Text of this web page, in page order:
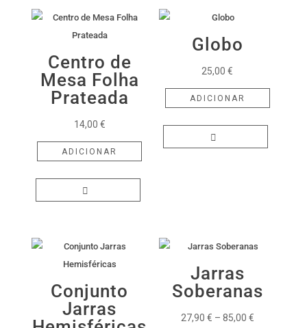
Centro de
Mesa Folha
Prateada
14,00 €
ADICIONAR
Globo
25,00€
ADICIONAR
Conjunto
Jarras
Jarras
Soberanas
27,90 € – 85,00 €Price